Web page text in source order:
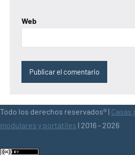
Web
Todo los derechos reservados® | Casas
modulares y portátiles | 2016 - 2026